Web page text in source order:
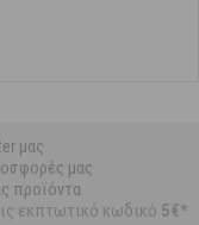
μας
μας
προϊόντα
εκπτωτικό κωδικό 5€*